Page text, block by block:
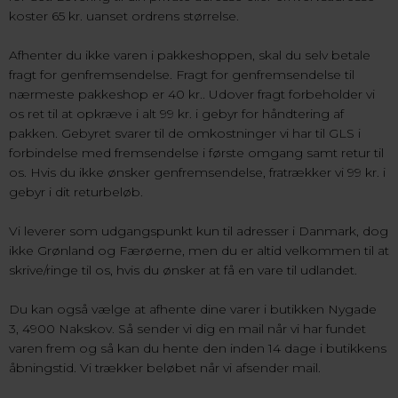
koster 65 kr. uanset ordrens størrelse.
Afhenter du ikke varen i pakkeshoppen, skal du selv betale
fragt for genfremsendelse. Fragt for genfremsendelse til
nærmeste pakkeshop er 40 kr.. Udover fragt forbeholder vi
os ret til at opkræve i alt 99 kr. i gebyr for håndtering af
pakken. Gebyret svarer til de omkostninger vi har til GLS i
forbindelse med fremsendelse i første omgang samt retur til
os. Hvis du ikke ønsker genfremsendelse, fratrækker vi 99 kr. i
gebyr i dit returbeløb.
Vi leverer som udgangspunkt kun til adresser i Danmark, dog
ikke Grønland og Færøerne, men du er altid velkommen til at
skrive/ringe til os, hvis du ønsker at få en vare til udlandet.
Du kan også vælge at afhente dine varer i butikken Nygade
3, 4900 Nakskov. Så sender vi dig en mail når vi har fundet
varen frem og så kan du hente den inden 14 dage i butikkens
åbningstid. Vi trækker beløbet når vi afsender mail.